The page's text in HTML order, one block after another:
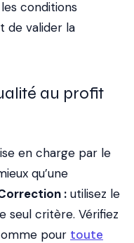
les conditions
de valider la
au profit
en charge par le
qu’une
: utilisez le
seul critère. Vérifiez
pour toute